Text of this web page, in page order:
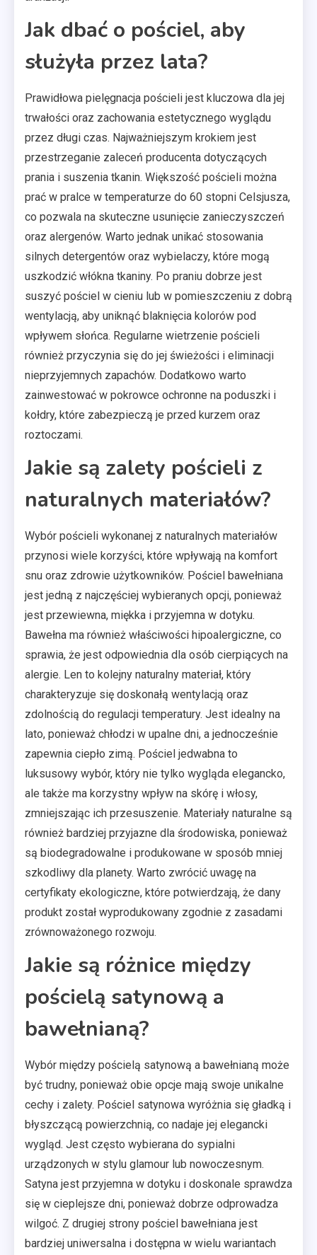
Jak dbać o pościel, aby
służyła przez lata?
Prawidłowa pielęgnacja pościeli jest kluczowa dla jej
trwałości oraz zachowania estetycznego wyglądu
przez długi czas. Najważniejszym krokiem jest
przestrzeganie zaleceń producenta dotyczących
prania i suszenia tkanin. Większość pościeli można
prać w pralce w temperaturze do 60 stopni Celsjusza,
co pozwala na skuteczne usunięcie zanieczyszczeń
oraz alergenów. Warto jednak unikać stosowania
silnych detergentów oraz wybielaczy, które mogą
uszkodzić włókna tkaniny. Po praniu dobrze jest
suszyć pościel w cieniu lub w pomieszczeniu z dobrą
wentylacją, aby uniknąć blaknięcia kolorów pod
wpływem słońca. Regularne wietrzenie pościeli
również przyczynia się do jej świeżości i eliminacji
nieprzyjemnych zapachów. Dodatkowo warto
zainwestować w pokrowce ochronne na poduszki i
kołdry, które zabezpieczą je przed kurzem oraz
roztoczami.
Jakie są zalety pościeli z
naturalnych materiałów?
Wybór pościeli wykonanej z naturalnych materiałów
przynosi wiele korzyści, które wpływają na komfort
snu oraz zdrowie użytkowników. Pościel bawełniana
jest jedną z najczęściej wybieranych opcji, ponieważ
jest przewiewna, miękka i przyjemna w dotyku.
Bawełna ma również właściwości hipoalergiczne, co
sprawia, że jest odpowiednia dla osób cierpiących na
alergie. Len to kolejny naturalny materiał, który
charakteryzuje się doskonałą wentylacją oraz
zdolnością do regulacji temperatury. Jest idealny na
lato, ponieważ chłodzi w upalne dni, a jednocześnie
zapewnia ciepło zimą. Pościel jedwabna to
luksusowy wybór, który nie tylko wygląda elegancko,
ale także ma korzystny wpływ na skórę i włosy,
zmniejszając ich przesuszenie. Materiały naturalne są
również bardziej przyjazne dla środowiska, ponieważ
są biodegradowalne i produkowane w sposób mniej
szkodliwy dla planety. Warto zwrócić uwagę na
certyfikaty ekologiczne, które potwierdzają, że dany
produkt został wyprodukowany zgodnie z zasadami
zrównoważonego rozwoju.
Jakie są różnice między
pościelą satynową a
bawełnianą?
Wybór między pościelą satynową a bawełnianą może
być trudny, ponieważ obie opcje mają swoje unikalne
cechy i zalety. Pościel satynowa wyróżnia się gładką i
błyszczącą powierzchnią, co nadaje jej elegancki
wygląd. Jest często wybierana do sypialni
urządzonych w stylu glamour lub nowoczesnym.
Satyna jest przyjemna w dotyku i doskonale sprawdza
się w cieplejsze dni, ponieważ dobrze odprowadza
wilgoć. Z drugiej strony pościel bawełniana jest
bardziej uniwersalna i dostępna w wielu wariantach